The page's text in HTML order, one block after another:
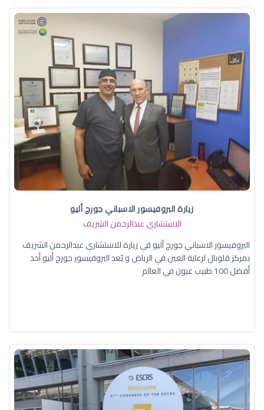
زيارة البروفيسور الاسباني جورج أليو
الاستشاري عبدالرحمن الشريف
البروفيسور الاسباني جورج أليو في زيارة للاستشاري عبدالرحمن الشريف
بمركز قلوبال لرعاية العين في الرياض و يُعد البروفيسور جورج أليو أحد
أفضل 100 طبيب عيون في العالم